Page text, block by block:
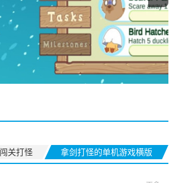
拿剑打怪的单机游戏横版
关打怪